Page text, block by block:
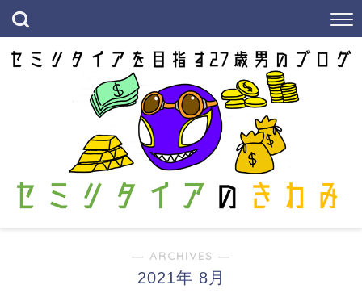
― ARCHIVES ―
2021年 8月